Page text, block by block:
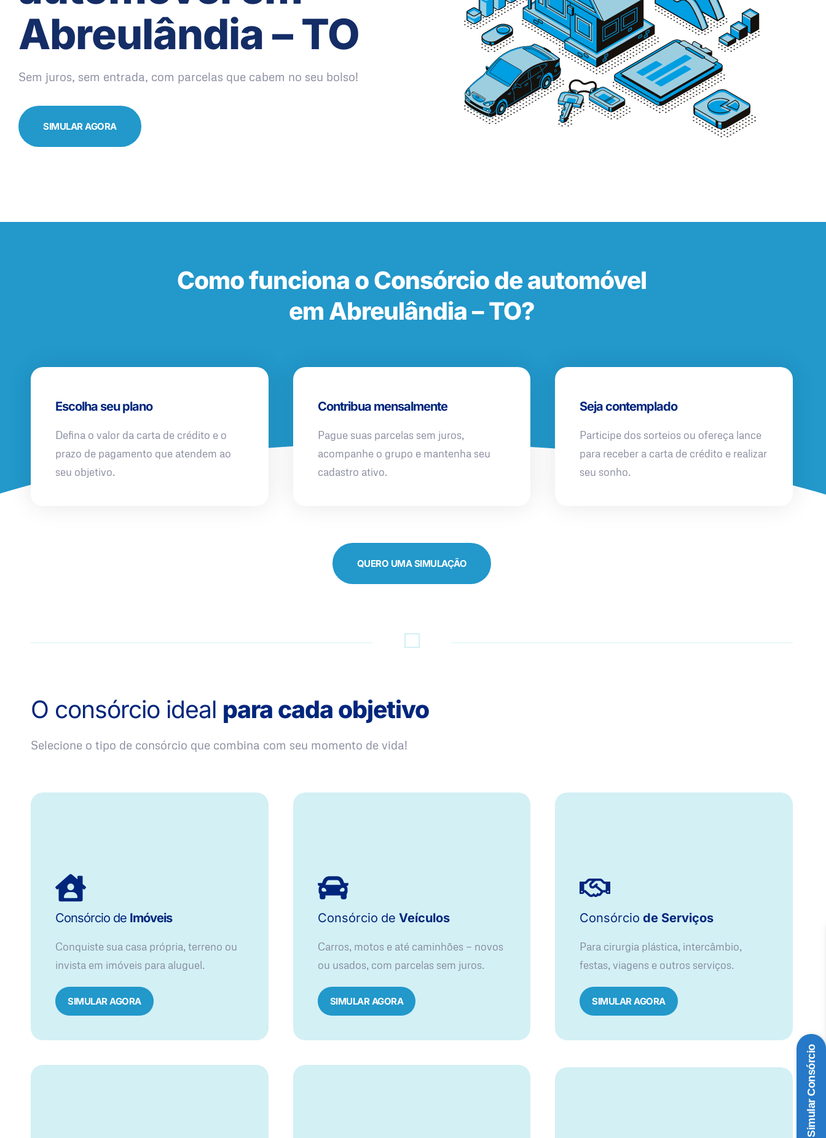
Abreulândia – TO
Sem juros, sem entrada, com parcelas que cabem no seu bolso!
SIMULAR AGORA
Como funciona o Consórcio de automóvel
em Abreulândia – TO?
Escolha seu plano
Defina o valor da carta de crédito e o
prazo de pagamento que atendem ao
seu objetivo.
Contribua mensalmente
Pague suas parcelas sem juros,
acompanhe o grupo e mantenha seu
cadastro ativo.
Seja contemplado
Participe dos sorteios ou ofereça lance
para receber a carta de crédito e realizar
seu sonho.
QUERO UMA SIMULAÇÃO
O consórcio ideal para cada objetivo
Selecione o tipo de consórcio que combina com seu momento de vida!
Consórcio de Imóveis
Conquiste sua casa própria, terreno ou
invista em imóveis para aluguel.
SIMULAR AGORA​
Consórcio de Veículos
Carros, motos e até caminhões — novos
ou usados, com parcelas sem juros.
SIMULAR AGORA
Consórcio de Serviços
Para cirurgia plástica, intercâmbio,
festas, viagens e outros serviços.
SIMULAR AGORA
Simular Consórcio